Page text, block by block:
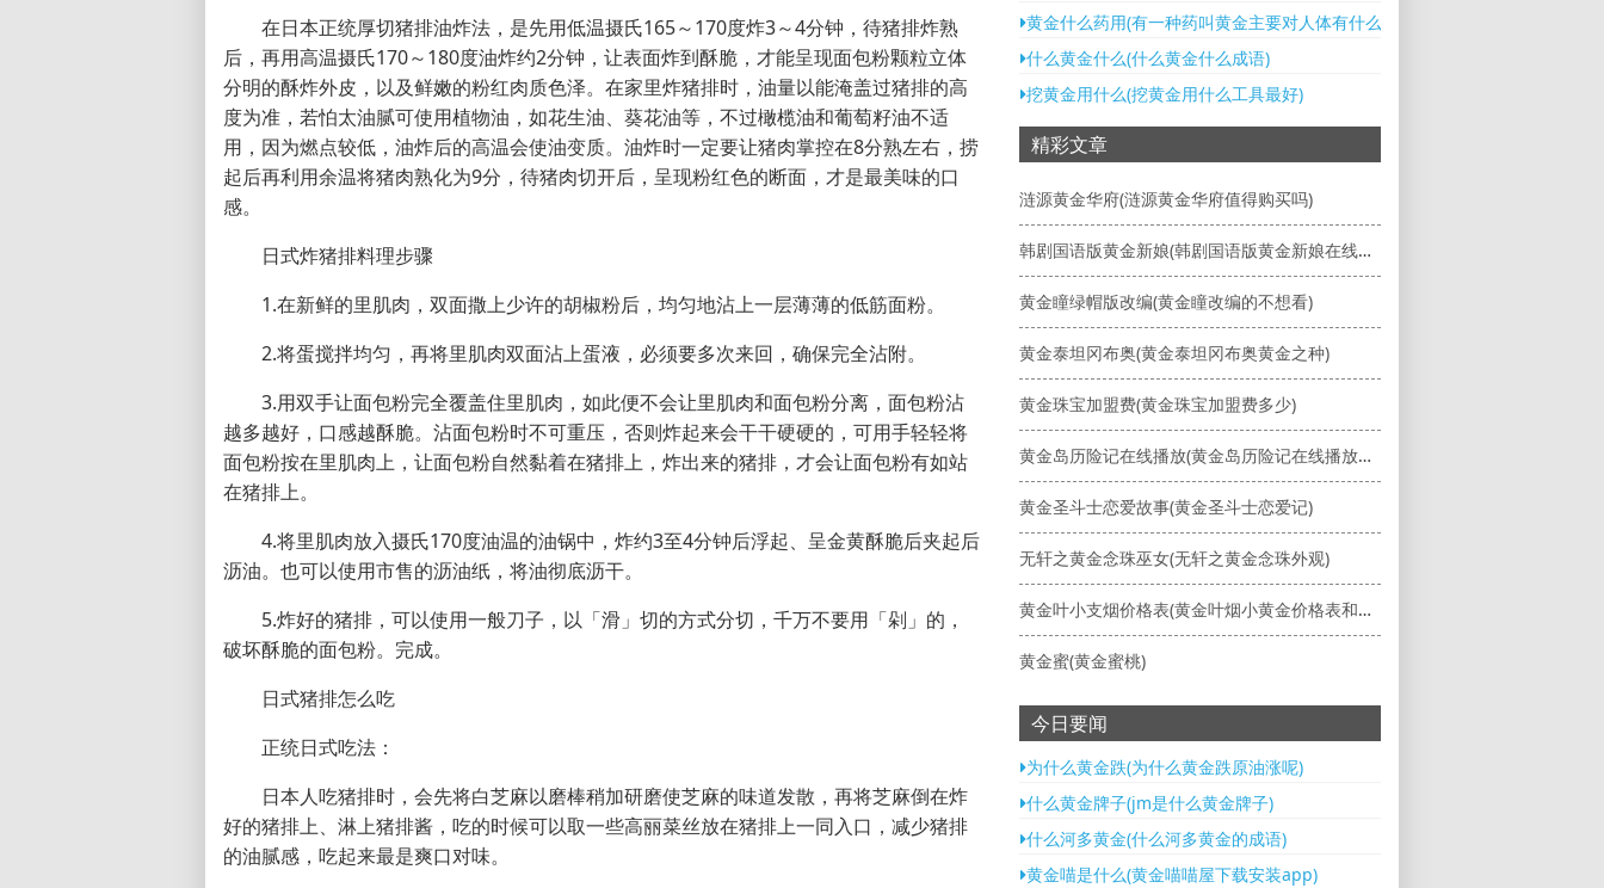
在日本正统厚切猪排油炸法，是先用低温摄氏165～170度炸3～4分钟，待猪排炸熟
后，再用高温摄氏170～180度油炸约2分钟，让表面炸到酥脆，才能呈现面包粉颗粒立体
分明的酥炸外皮，以及鲜嫩的粉红肉质色泽。在家里炸猪排时，油量以能淹盖过猪排的高
度为准，若怕太油腻可使用植物油，如花生油、葵花油等，不过橄榄油和葡萄籽油不适
用，因为燃点较低，油炸后的高温会使油变质。油炸时一定要让猪肉掌控在8分熟左右，捞
起后再利用余温将猪肉熟化为9分，待猪肉切开后，呈现粉红色的断面，才是最美味的口
感。
日式炸猪排料理步骤
1.在新鲜的里肌肉，双面撒上少许的胡椒粉后，均匀地沾上一层薄薄的低筋面粉。
2.将蛋搅拌均匀，再将里肌肉双面沾上蛋液，必须要多次来回，确保完全沾附。
3.用双手让面包粉完全覆盖住里肌肉，如此便不会让里肌肉和面包粉分离，面包粉沾
越多越好，口感越酥脆。沾面包粉时不可重压，否则炸起来会干干硬硬的，可用手轻轻将
面包粉按在里肌肉上，让面包粉自然黏着在猪排上，炸出来的猪排，才会让面包粉有如站
在猪排上。
4.将里肌肉放入摄氏170度油温的油锅中，炸约3至4分钟后浮起、呈金黄酥脆后夹起后
沥油。也可以使用市售的沥油纸，将油彻底沥干。
5.炸好的猪排，可以使用一般刀子，以「滑」切的方式分切，千万不要用「剁」的，
破坏酥脆的面包粉。完成。
日式猪排怎么吃
正统日式吃法：
日本人吃猪排时，会先将白芝麻以磨棒稍加研磨使芝麻的味道发散，再将芝麻倒在炸
好的猪排上、淋上猪排酱，吃的时候可以取一些高丽菜丝放在猪排上一同入口，减少猪排
的油腻感，吃起来最是爽口对味。
黄金什么药用(有一种药叫黄金主要对人体有什么用)
什么黄金什么(什么黄金什么成语)
挖黄金用什么(挖黄金用什么工具最好)
精彩文章
涟源黄金华府(涟源黄金华府值得购买吗)
韩剧国语版黄金新娘(韩剧国语版黄金新娘在线观看)
黄金瞳绿帽版改编(黄金瞳改编的不想看)
黄金泰坦冈布奥(黄金泰坦冈布奥黄金之种)
黄金珠宝加盟费(黄金珠宝加盟费多少)
黄金岛历险记在线播放(黄金岛历险记在线播放国语)
黄金圣斗士恋爱故事(黄金圣斗士恋爱记)
无轩之黄金念珠巫女(无轩之黄金念珠外观)
黄金叶小支烟价格表(黄金叶烟小黄金价格表和图片)
黄金蜜(黄金蜜桃)
今日要闻
为什么黄金跌(为什么黄金跌原油涨呢)
什么黄金牌子(jm是什么黄金牌子)
什么河多黄金(什么河多黄金的成语)
黄金喵是什么(黄金喵喵屋下载安装app)